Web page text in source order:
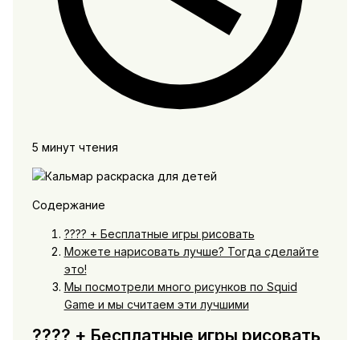
5 минут чтения
Содержание
???? + Бесплатные игры рисовать
Можете нарисовать лучше? Тогда сделайте
это!
Мы посмотрели много рисунков по Squid
Game и мы считаем эти лучшими
???? + Бесплатные игры рисовать